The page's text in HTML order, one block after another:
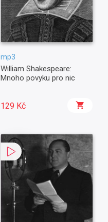
mp3
William Shakespeare:
Mnoho povyku pro nic
129 Kč